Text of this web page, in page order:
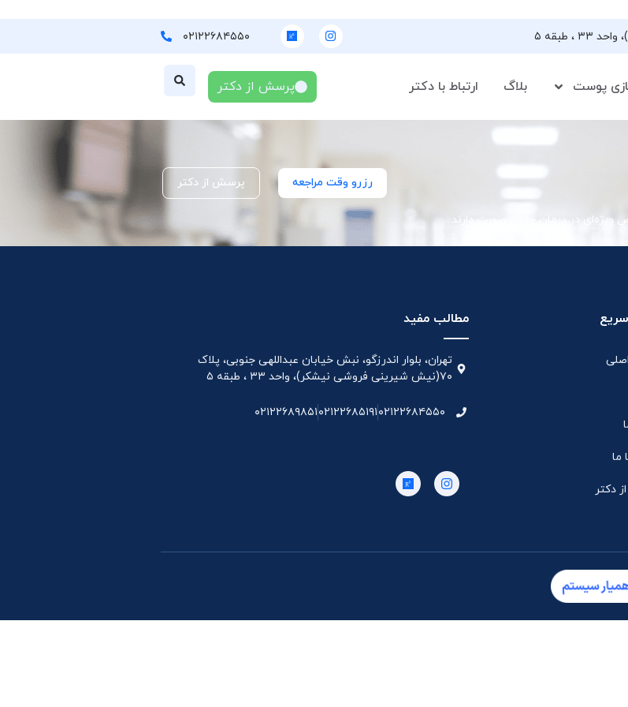
۰۲۱۲۲۶۸۴۵۵۰
پوست بلاگ ارتباط با دکتر پرسش از دکتر
ویژه‌ای در درمان جوش صورت دارند
رزرو وقت مراجعه پرسش از دکتر
ما
دکتر
مطالب مفید
تهران، بلوار اندرزگو، نبش خیابان عبداللهی جنوبی، پلاک
۷۰(نیش شیرینی فروشی نیشکر)، واحد ۳۳ ، طبقه ۵
۰۲۱۲۲۶۸۴۵۵۰۰۲۱۲۲۶۸۵۱۹۱۰۲۱۲۲۶۸۹۸۵۱